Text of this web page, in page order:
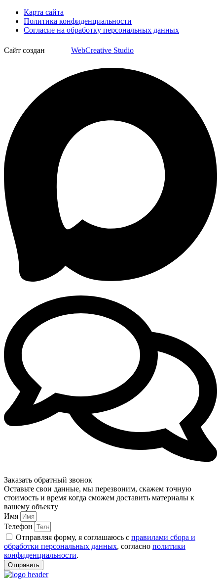
Карта сайта
Политика конфиденциальности
Согласие на обработку персональных данных
Сайт создан WebCreative Studio
Заказать обратный звонок
Оставьте свои данные, мы перезвоним, скажем точную
стоимость и время когда сможем доставить материалы к
вашему объекту
Имя
Телефон
Отправляя форму, я соглашаюсь с правилами сбора и
обработки персональных данных, согласно политики
конфиденциальности.
Отправить